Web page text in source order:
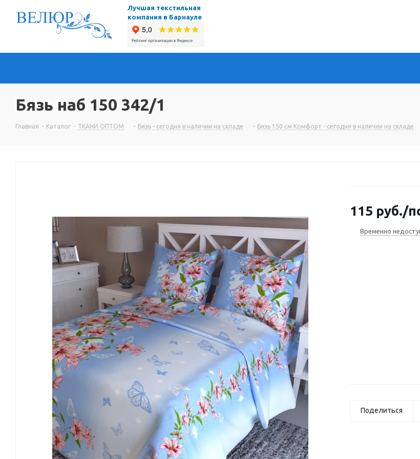
Лучшая текстильная
компания в Барнауле
Бязь наб 150 342/1
Главная - Каталог - ТКАНИ ОПТОМ - Бязь - сегодня в наличии на складе - Бязь 150 см Комфорт - сегодня в наличии на складе
115 руб./
Временно
Поделиться